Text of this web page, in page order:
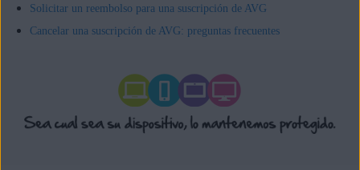
Solicitar un reembolso para una suscripción de AVG
Cancelar una suscripción de AVG: preguntas frecuentes